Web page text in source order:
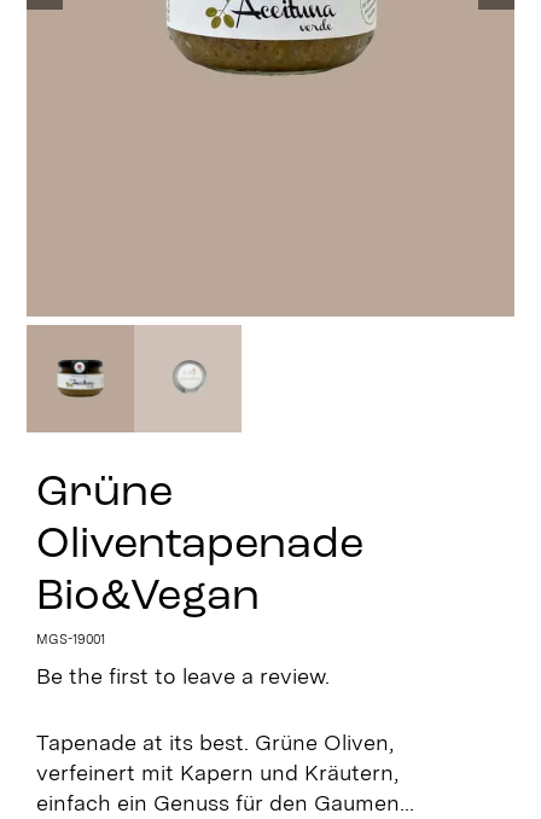
Grüne
Oliventapenade
Bio&Vegan
MGS-19001
Be the first to leave a review.
Tapenade at its best. Grüne Oliven,
verfeinert mit Kapern und Kräutern,
einfach ein Genuss für den Gaumen…